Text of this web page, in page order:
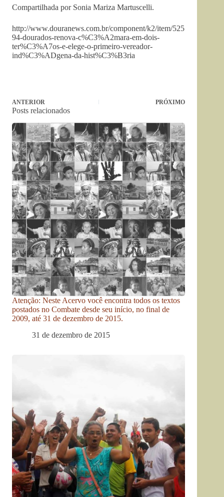
Compartilhada por Sonia Mariza Martuscelli.
http://www.douranews.com.br/component/k2/item/525
94-dourados-renova-c%C3%A2mara-em-dois-
ter%C3%A7os-e-elege-o-primeiro-vereador-
ind%C3%ADgena-da-hist%C3%B3ria
ANTERIOR PRÓXIMO
Posts relacionados
Atenção: Neste Acervo você encontra todos os textos
postados no Combate desde seu início, no final de
2009, até 31 de dezembro de 2015.
31 de dezembro de 2015